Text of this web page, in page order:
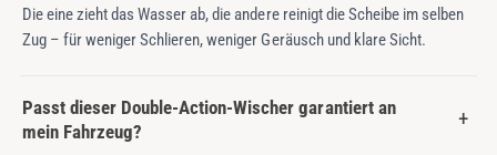
Die eine zieht das Wasser ab, die andere reinigt die Scheibe im selben
Zug – für weniger Schlieren, weniger Geräusch und klare Sicht.
Passt dieser Double-Action-Wischer garantiert an
mein Fahrzeug?